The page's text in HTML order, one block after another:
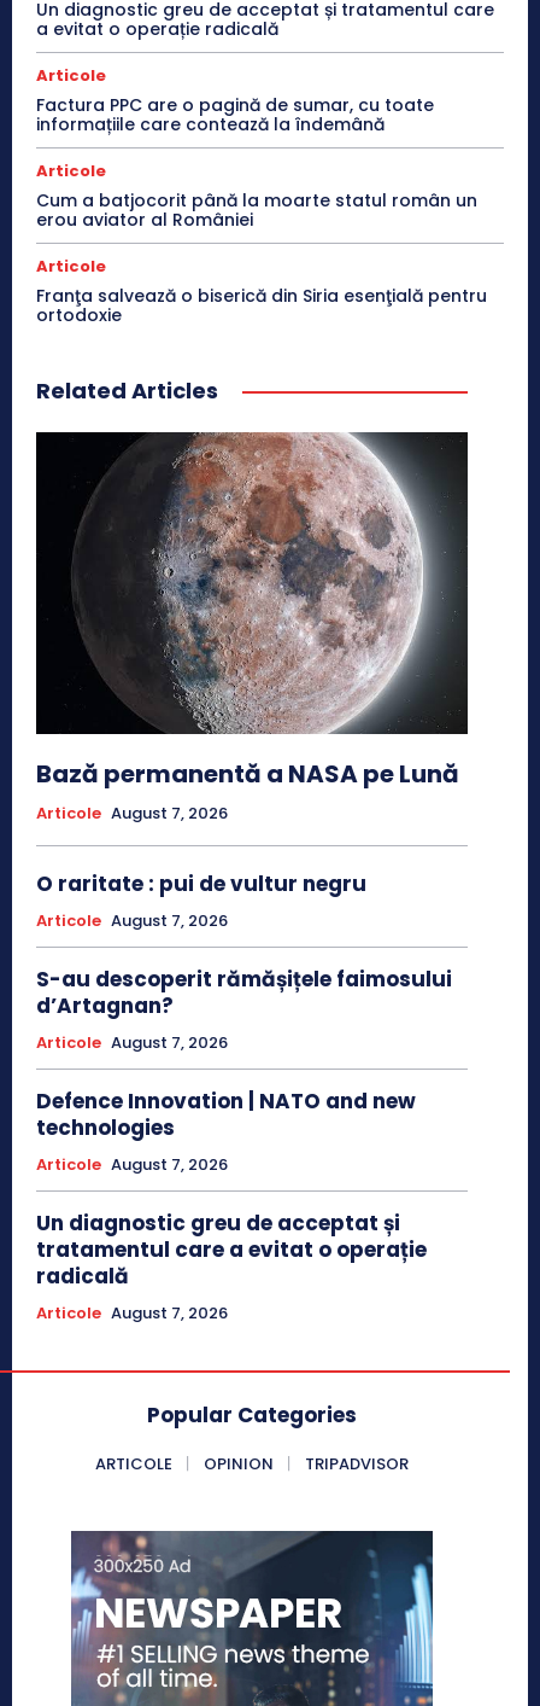
Un diagnostic greu de acceptat și tratamentul care
a evitat o operație radicală
Articole
Factura PPC are o pagină de sumar, cu toate
informațiile care contează la îndemână
Articole
Cum a batjocorit până la moarte statul român un
erou aviator al României
Articole
Franţa salvează o biserică din Siria esenţială pentru
ortodoxie
Related Articles
Bază permanentă a NASA pe Lună
Articole August 7, 2026
O raritate : pui de vultur negru
Articole August 7, 2026
S-au descoperit rămășițele faimosului
d’Artagnan?
Articole August 7, 2026
Defence Innovation | NATO and new
technologies
Articole August 7, 2026
Un diagnostic greu de acceptat și
tratamentul care a evitat o operație
radicală
Articole August 7, 2026
Popular Categories
ARTICOLE OPINION TRIPADVISOR